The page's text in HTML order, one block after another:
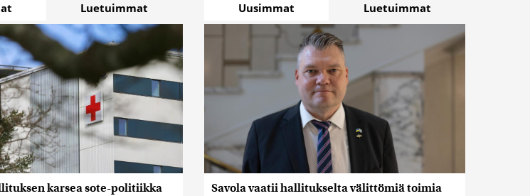
Luetuimmat
karsea sote-politiikka
Uusimmat Luetuimmat
Savola vaatii hallitukselta välittömiä toimia